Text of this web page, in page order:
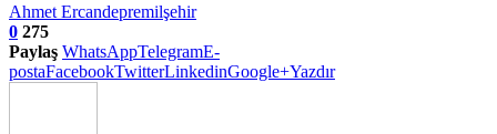
Ahmet Ercandepremilşehir
0 275
Paylaş WhatsAppTelegramE-
postaFacebookTwitterLinkedinGoogle+Yazdır